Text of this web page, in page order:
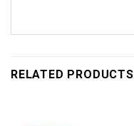
RELATED PRODUCTS